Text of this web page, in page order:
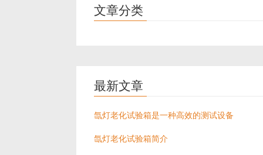
文章分类
最新文章
氙灯老化试验箱是一种高效的测试设备
氙灯老化试验箱简介